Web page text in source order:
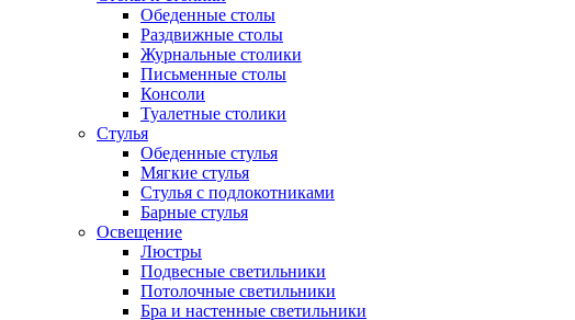
Обеденные столы
Раздвижные столы
Журнальные столики
Письменные столы
Консоли
Туалетные столики
Стулья
Обеденные стулья
Мягкие стулья
Стулья с подлокотниками
Барные стулья
Освещение
Люстры
Подвесные светильники
Потолочные светильники
Бра и настенные светильники